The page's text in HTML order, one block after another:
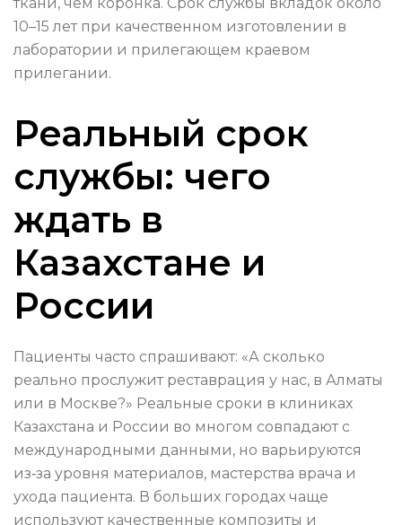
10–15 лет при качественном изготовлении в
лаборатории и прилегающем краевом
прилегании.
Реальный срок
службы: чего
ждать в
Казахстане и
России
Пациенты часто спрашивают: «А сколько
реально прослужит реставрация у нас, в Алматы
или в Москве?» Реальные сроки в клиниках
Казахстана и России во многом совпадают с
международными данными, но варьируются
из‑за уровня материалов, мастерства врача и
ухода пациента. В больших городах чаще
используют качественные композиты и